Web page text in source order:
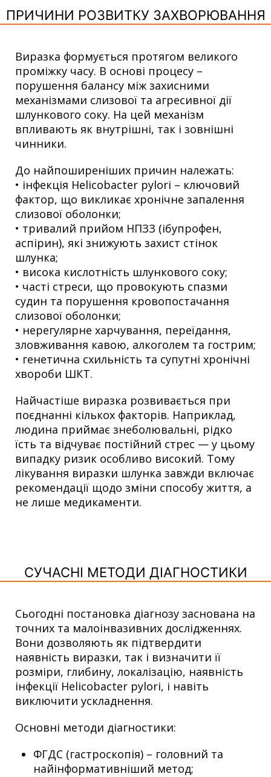
ПРИЧИНИ РОЗВИТКУ ЗАХВОРЮВАННЯ
Виразка формується протягом великого
проміжку часу. В основі процесу –
порушення балансу між захисними
механізмами слизової та агресивної дії
шлункового соку. На цей механізм
впливають як внутрішні, так і зовнішні
чинники.
До найпоширеніших причин належать:
• інфекція Helicobacter pylori – ключовий
фактор, що викликає хронічне запалення
слизової оболонки;
• тривалий прийом НПЗЗ (ібупрофен,
аспірин), які знижують захист стінок
шлунка;
• висока кислотність шлункового соку;
• часті стреси, що провокують спазми
судин та порушення кровопостачання
слизової оболонки;
• нерегулярне харчування, переїдання,
зловживання кавою, алкоголем та гострим;
• генетична схильність та супутні хронічні
хвороби ШКТ.
Найчастіше виразка розвивається при
поєднанні кількох факторів. Наприклад,
людина приймає знеболювальні, рідко
їсть та відчуває постійний стрес — у цьому
випадку ризик особливо високий. Тому
лікування виразки шлунка завжди включає
рекомендації щодо зміни способу життя, а
не лише медикаменти.
СУЧАСНІ МЕТОДИ ДІАГНОСТИКИ
Сьогодні постановка діагнозу заснована на
точних та малоінвазивних дослідженнях.
Вони дозволяють як підтвердити
наявність виразки, так і визначити її
розміри, глибину, локалізацію, наявність
інфекції Helicobacter pylori, і навіть
виключити ускладнення.
Основні методи діагностики:
ФГДС (гастроскопія) – головний та
найінформативніший метод;